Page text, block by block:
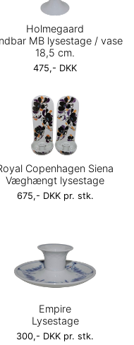
Holmegaard
MB lysestage / vase
18,5 cm.
475,- DKK
Copenhagen Siena
Væghængt lysestage
675,- DKK pr. stk.
Empire
Lysestage
300,- DKK pr. stk.